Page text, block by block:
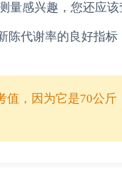
量感兴趣，您还应
陈代谢率的良好指
值，因为它是70公